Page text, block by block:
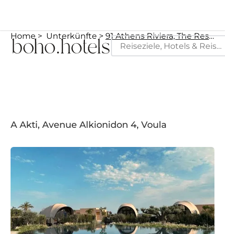
Home Unterkünfte 91 Athens Riviera, The Resort
A Akti, Avenue Alkionidon 4, Voula